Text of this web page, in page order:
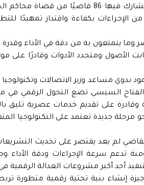
وأشار إلى أن الدورة التدريبية يشارك
الإجراءات بكفاءة واقتدار تمهيدًا
يتمتعون به من دقة في الأداء
ومتجدد الأدوات وقادرًا على
بدوي مساعد وزير الاتصالات
السيسي تضع التحول الرقمي في
على تقديم خدمات عصرية تليق
مرحلة جديدة تعتمد على التكنولوجيا
لم يعد يقتصر على تحديث
تدعم سرعة الإجراءات ودقة الأداء
أحد أكبر مشروعات العدالة الرقمية
إنشاء بنية تحتية رقمية متطورة